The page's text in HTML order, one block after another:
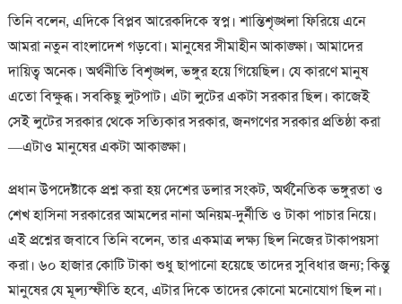
তিনি বলেন, এদিকে বিপ্লব আরেকদিকে স্বপ্ন। শান্তিশৃঙ্খলা ফিরিয়ে এনে
আমরা নতুন বাংলাদেশ গড়বো। মানুষের সীমাহীন আকাঙ্ক্ষা। আমাদের
দায়িত্ব অনেক। অর্থনীতি বিশৃঙ্খল, ভঙ্গুর হয়ে গিয়েছিল। যে কারণে মানুষ
এতো বিক্ষুব্ধ। সবকিছু লুটপাট। এটা লুটের একটা সরকার ছিল। কাজেই
সেই লুটের সরকার থেকে সত্যিকার সরকার, জনগণের সরকার প্রতিষ্ঠা করা
—এটাও মানুষের একটা আকাঙ্ক্ষা।
প্রধান উপদেষ্টাকে প্রশ্ন করা হয় দেশের ডলার সংকট, অর্থনৈতিক ভঙ্গুরতা ও
শেখ হাসিনা সরকারের আমলের নানা অনিয়ম-দুর্নীতি ও টাকা পাচার নিয়ে।
এই প্রশ্নের জবাবে তিনি বলেন, তার একমাত্র লক্ষ্য ছিল নিজের টাকাপয়সা
করা। ৬০ হাজার কোটি টাকা শুধু ছাপানো হয়েছে তাদের সুবিধার জন্য; কিন্তু
মানুষের যে মূল্যস্ফীতি হবে, এটার দিকে তাদের কোনো মনোযোগ ছিল না।